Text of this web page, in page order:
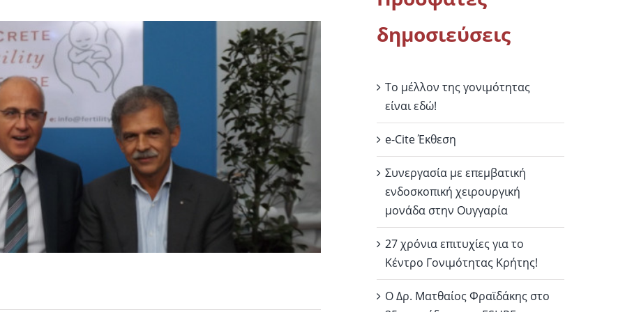
δημοσιεύσεις
Το μέλλον της γονιμότητας
είναι εδώ!
e-Cite Έκθεση
Συνεργασία με επεμβατική
ενδοσκοπική χειρουργική
μονάδα στην Ουγγαρία
27 χρόνια επιτυχίες για το
Κέντρο Γονιμότητας Κρήτης!
Ο Δρ. Ματθαίος Φραϊδάκης στο